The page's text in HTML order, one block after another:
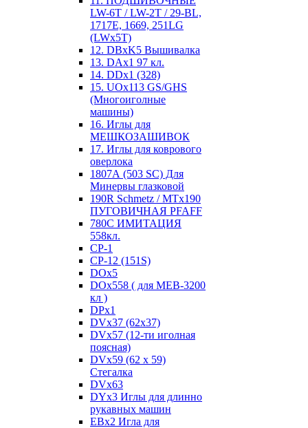
LW-6T / LW-2T / 29-BL,
1717E, 1669, 251LG
(LWx5T)
12. DBxK5 Вышивалка
13. DAx1 97 кл.
14. DDx1 (328)
15. UOx113 GS/GHS
(Многоиголные
машины)
16. Иглы для
МЕШКОЗАШИВОК
17. Иглы для коврового
оверлока
1807А (503 SC) Для
Минервы глазковой
190R Schmetz / MTx190
ПУГОВИЧНАЯ PFAFF
780С ИМИТАЦИЯ
558кл.
CP-1
CP-12 (151S)
DOx5
DOx558 ( для MEB-3200
кл )
DPx1
DVx37 (62x37)
DVx57 (12-ти иголная
поясная)
DVx59 (62 x 59)
Стегалка
DVx63
DYx3 Иглы для длинно
рукавных машин
EBx2 Игла для